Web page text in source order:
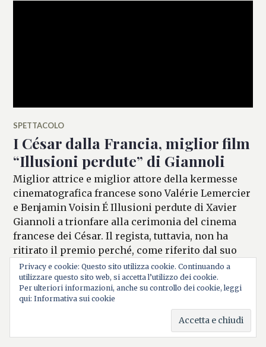
SPETTACOLO
I César dalla Francia, miglior film
“Illusioni perdute” di Giannoli
Miglior attrice e miglior attore della kermesse
cinematografica francese sono Valérie Lemercier
e Benjamin Voisin É Illusioni perdute di Xavier
Giannoli a trionfare alla cerimonia del cinema
francese dei César. Il regista, tuttavia, non ha
ritirato il premio perché, come riferito dal suo
co-sceneggiatore Jacques Fieschi, è un “artista
indipendente”. L’adattamento del romanzo di
Balzac sulla stampa e i suoi eccessi si è
aggiudicato ben …
Continua a leggereI César
MALCAUS
LASCIA UN COMMENTO
Privacy e cookie: Questo sito utilizza cookie. Continuando a
utilizzare questo sito web, si accetta l’utilizzo dei cookie.
Per ulteriori informazioni, anche su controllo dei cookie, leggi
qui: Informativa sui cookie